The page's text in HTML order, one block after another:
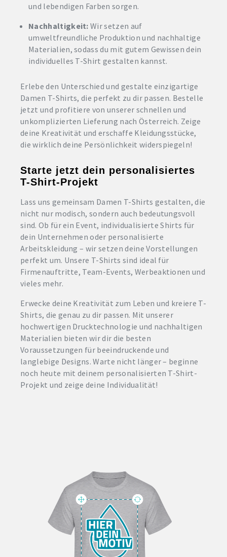
und lebendigen Farben sorgen.
Nachhaltigkeit: Wir setzen auf
umweltfreundliche Produktion und nachhaltige
Materialien, sodass du mit gutem Gewissen dein
individuelles T-Shirt gestalten kannst.
Erlebe den Unterschied und gestalte einzigartige
Damen T-Shirts, die perfekt zu dir passen. Bestelle
jetzt und profitiere von unserer schnellen und
unkomplizierten Lieferung nach Österreich. Zeige
deine Kreativität und erschaffe Kleidungsstücke,
die wirklich deine Persönlichkeit widerspiegeln!
Starte jetzt dein personalisiertes
T-Shirt-Projekt
Lass uns gemeinsam Damen T-Shirts gestalten, die
nicht nur modisch, sondern auch bedeutungsvoll
sind. Ob für ein Event, individualisierte Shirts für
dein Unternehmen oder personalisierte
Arbeitskleidung – wir setzen deine Vorstellungen
perfekt um. Unsere T-Shirts sind ideal für
Firmenauftritte, Team-Events, Werbeaktionen und
vieles mehr.
Erwecke deine Kreativität zum Leben und kreiere T-
Shirts, die genau zu dir passen. Mit unserer
hochwertigen Drucktechnologie und nachhaltigen
Materialien bieten wir dir die besten
Voraussetzungen für beeindruckende und
langlebige Designs. Warte nicht länger – beginne
noch heute mit deinem personalisierten T-Shirt-
Projekt und zeige deine Individualität!